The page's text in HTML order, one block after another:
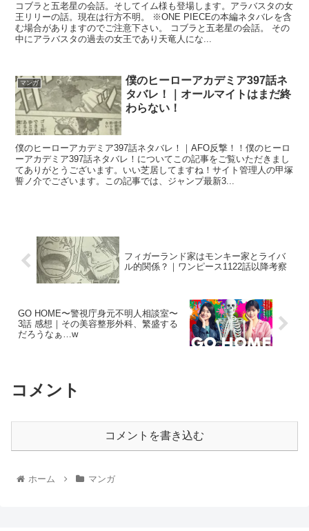
コブラと五老星の会話。そしてイム様も登場します。アラバスタの女
王リリーの話。現在は行方不明。 ※ONE PIECEの本編ネタバレを含
む場合がありますのでご注意下さい。 コブラと五老星の会話。 その
中にアラバスタの過去の女王であり天竜人にな...
マンガ
僕のヒーローアカデミア397話ネ
タバレ！｜オールマイトはまだ終
わらない！
僕のヒーローアカデミア397話ネタバレ！｜AFO反撃！！僕のヒーロ
ーアカデミア397話ネタバレ！についてこの記事をご覧いただきまし
てありがとうございます。いい芝居してますね！サイト管理人の甲塚
誓ノ介でございます。この記事では、ジャンプ最新3...
フィガーランド家はモンキー家とライバ
ル的関係？｜ワンピース1122話以降考察
GO HOME〜警視庁身元不明人相談室〜
3話 感想｜その美容整形外科、繁盛する
だろうなぁ…w
コメント
コメントを書き込む
ホーム マンガ